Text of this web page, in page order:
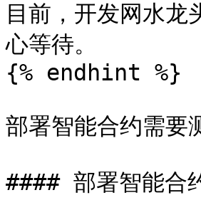
目前，开发网水龙
心等待。
{% endhint %}
部署智能合约需要
#### 部署智能合